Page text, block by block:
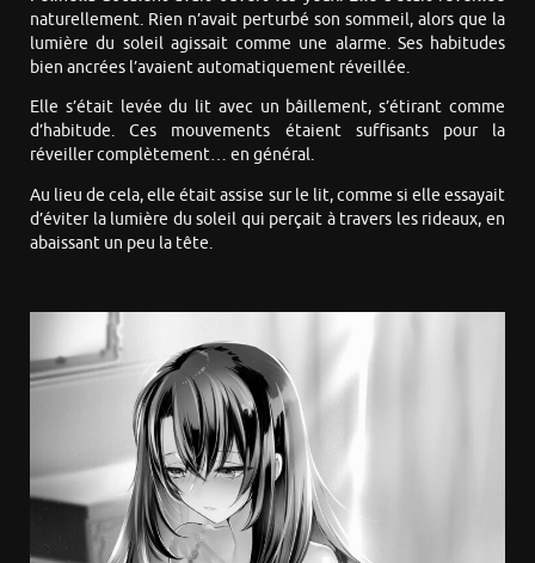
naturellement. Rien n’avait perturbé son sommeil, alors que la
lumière du soleil agissait comme une alarme. Ses habitudes
bien ancrées l’avaient automatiquement réveillée.
Elle s’était levée du lit avec un bâillement, s’étirant comme
d’habitude. Ces mouvements étaient suffisants pour la
réveiller complètement… en général.
Au lieu de cela, elle était assise sur le lit, comme si elle essayait
d’éviter la lumière du soleil qui perçait à travers les rideaux, en
abaissant un peu la tête.